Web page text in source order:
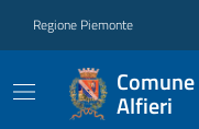
Regione Piemonte
Alfieri